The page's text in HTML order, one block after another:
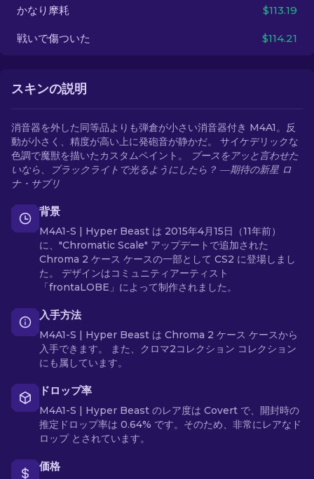
かなり摩耗 $113.19
戦いで傷ついた $114.21
スキンの説明
消音器を外した同等品よりも弾倉が小さい消音器付き M4A1。反
動が小さく、精度が高い上に発砲音が静かだ。 サイケデリックな
色調で魔獣を描いたカスタムペイント。
ブースをアッと言わせた
いなら、ブラックライトで光るようにしたら？ ―期待の新星 ロ
ナ・サブリ
背景
M4A1-S | Hyper Beast は 2015年4月15日（11年前）
に、"Chromatic Scale" アップデートで追加された
Chroma 2 ケース ケースの一部として CS2 に登場しまし
た。 デザインはコミュニティアーティスト
「frontaLOBE」によって制作されました。
入手方法
M4A1-S | Hyper Beast は Chroma 2 ケース ケースから
入手できます。 また、クロマ2コレクション コレクション
にも属しています。
ドロップ率
M4A1-S | Hyper Beast のレア度は Covert で、開封時の
推定ドロップ率は 0.64% です。そのため、非常にレアなド
ロップ とされています。
価格